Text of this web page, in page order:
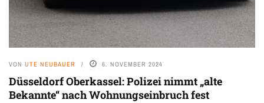
VON UTE NEUBAUER 6. NOVEMBER 2024
Düsseldorf Oberkassel: Polizei nimmt „alte
Bekannte“ nach Wohnungseinbruch fest